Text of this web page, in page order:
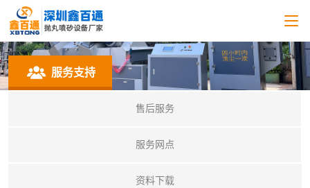
服务支持
售后服务
服务网点
资料下载